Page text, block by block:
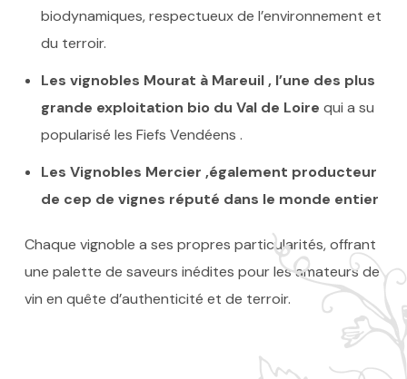
biodynamiques, respectueux de l’environnement et
du terroir.
Les vignobles Mourat à Mareuil , l’une des plus
grande exploitation bio du Val de Loire qui a su
popularisé les Fiefs Vendéens .
Les Vignobles Mercier ,également producteur
de cep de vignes réputé dans le monde entier
Chaque vignoble a ses propres particularités, offrant
une palette de saveurs inédites pour les amateurs de
vin en quête d’authenticité et de terroir.